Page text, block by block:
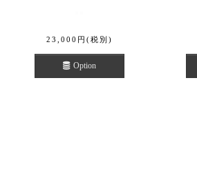
23,000 円 (税別)
Option